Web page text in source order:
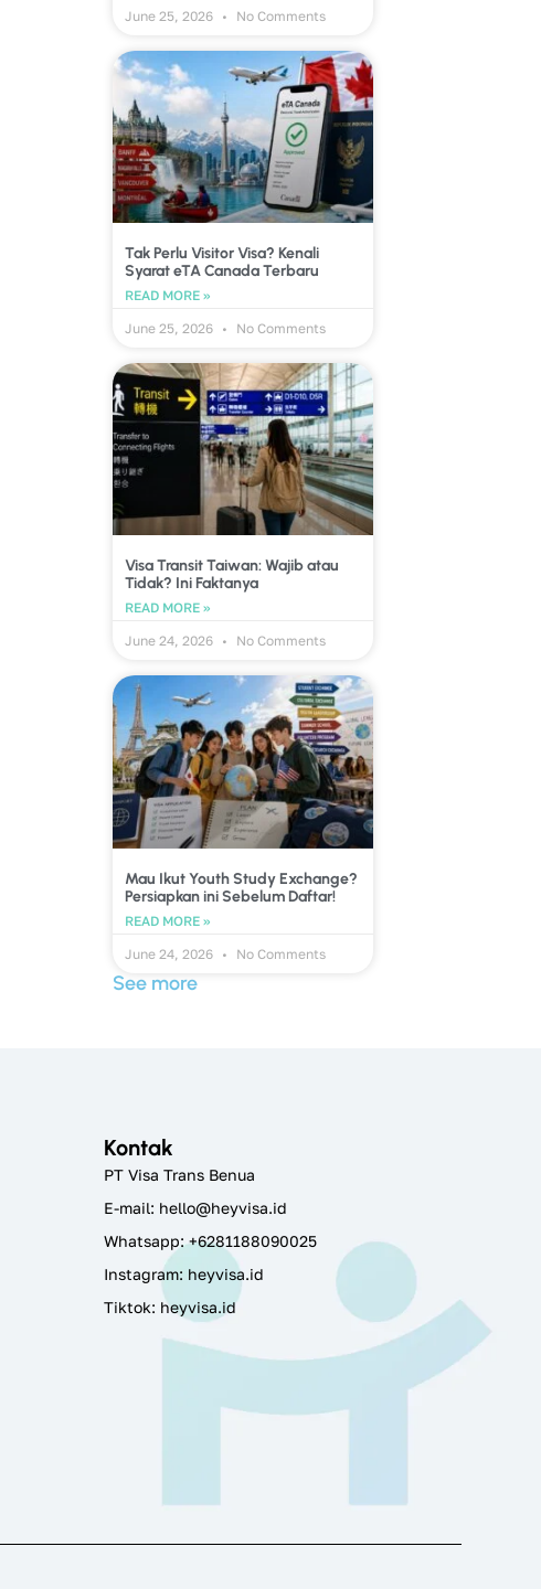
June 25, 2026
No Comments
Tak Perlu Visitor Visa? Kenali
Syarat eTA Canada Terbaru
READ MORE »
June 25, 2026
No Comments
Visa Transit Taiwan: Wajib atau
Tidak? Ini Faktanya
READ MORE »
June 24, 2026
No Comments
Mau Ikut Youth Study Exchange?
Persiapkan ini Sebelum Daftar!
READ MORE »
June 24, 2026
No Comments
See more
Kontak
PT Visa Trans Benua
E-mail: hello@heyvisa.id
Whatsapp: +6281188090025
Instagram: heyvisa.id
Tiktok: heyvisa.id